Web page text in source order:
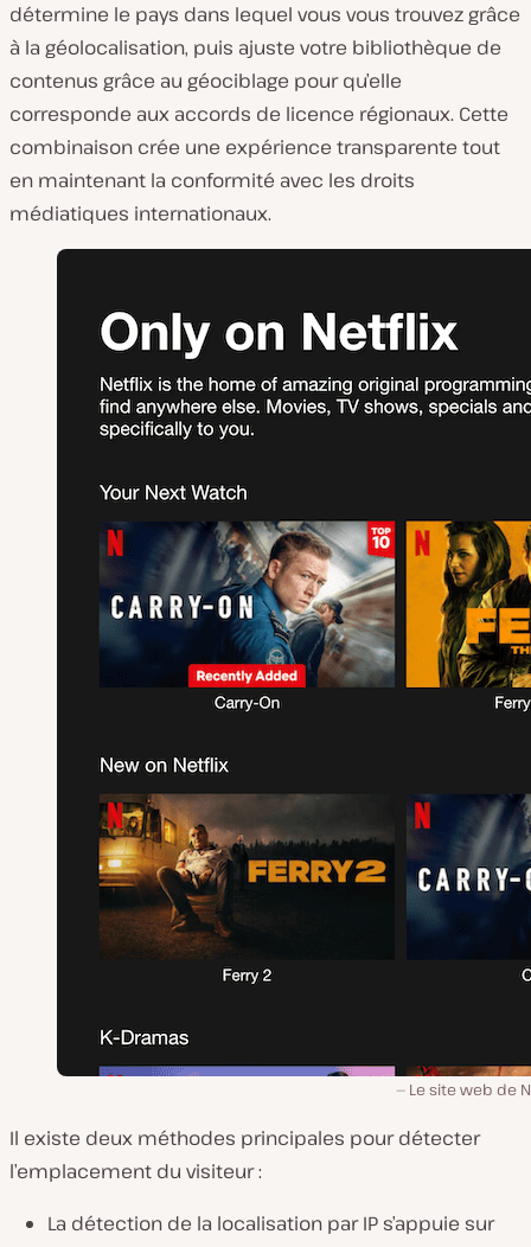
détermine le pays dans lequel vous vous trouvez grâce
à la géolocalisation, puis ajuste votre bibliothèque de
contenus grâce au géociblage pour qu’elle
corresponde aux accords de licence régionaux. Cette
combinaison crée une expérience transparente tout
en maintenant la conformité avec les droits
médiatiques internationaux.
Le site web de
Il existe deux méthodes principales pour détecter
l’emplacement du visiteur :
La détection de la localisation par IP s’appuie sur